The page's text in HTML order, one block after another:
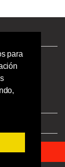
para